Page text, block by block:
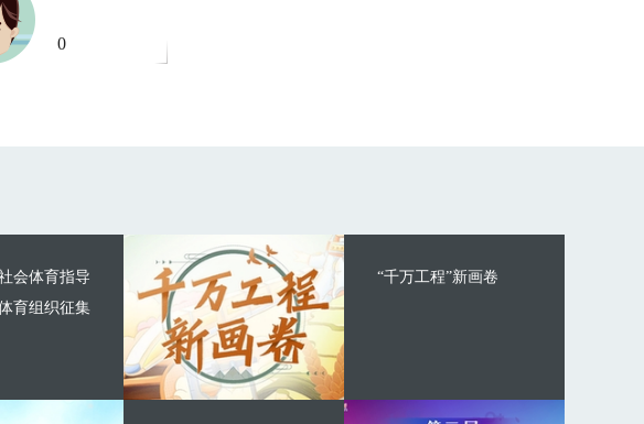
0
会体育指导
育组织征集
“千万工程”新画卷